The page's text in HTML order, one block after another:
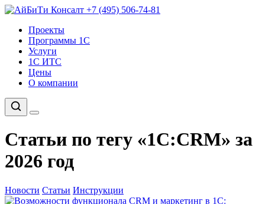
+7 (495) 506-74-81
Проекты
Программы 1С
Услуги
1С ИТС
Цены
О компании
Статьи по тегу «1С:CRM» за
2026 год
Новости Статьи Инструкции